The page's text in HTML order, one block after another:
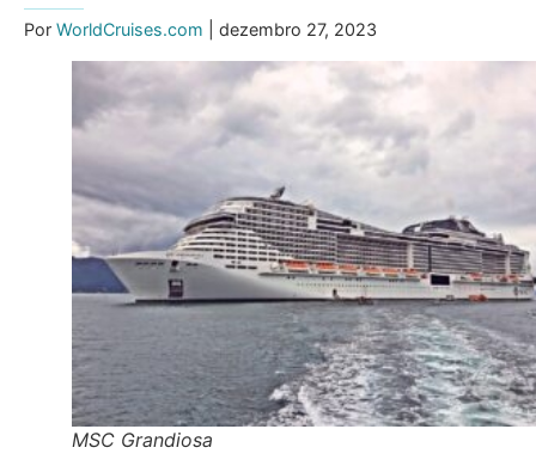
Por WorldCruises.com | dezembro 27, 2023
MSC Grandiosa